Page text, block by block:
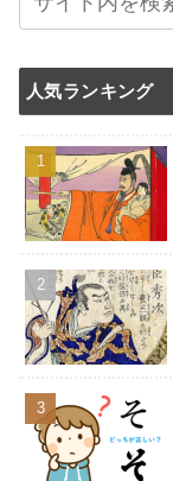
人気ランキング